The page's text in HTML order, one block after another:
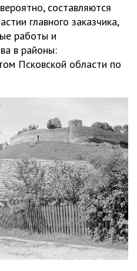
составляются
главного заказчика,
работы и
в районы:
Псковской области по